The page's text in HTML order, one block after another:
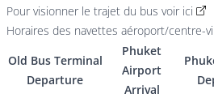
Pour visionner le trajet du bus voir ici
Horaires des navettes aéroport/centre-
Old Bus Terminal
Departure
Phuket
Airport
Arrival